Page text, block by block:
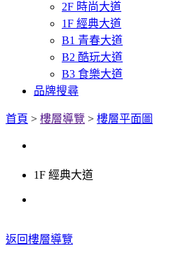
2F 時尚大道
1F 經典大道
B1 青春大道
B2 酷玩大道
B3 食樂大道
品牌搜尋
首頁 > 樓層導覽 > 樓層平面圖
1F 經典大道
返回樓層導覽